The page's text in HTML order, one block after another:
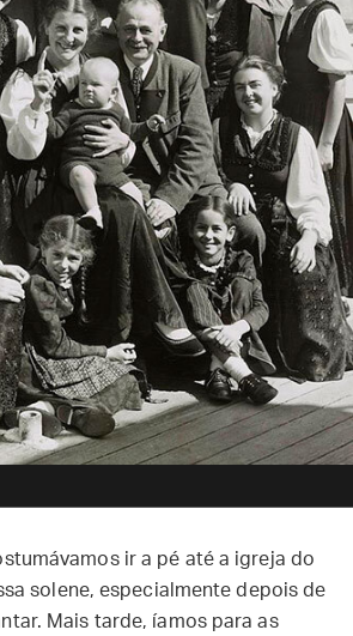
ir a pé até a igreja do
solene, especialmente depois de
Mais tarde, íamos para as